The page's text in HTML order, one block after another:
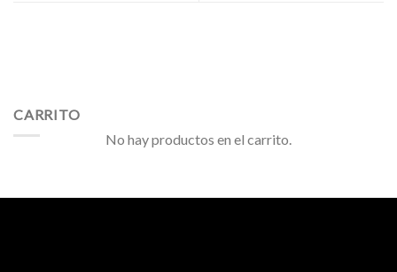
CARRITO
No hay productos en el carrito.